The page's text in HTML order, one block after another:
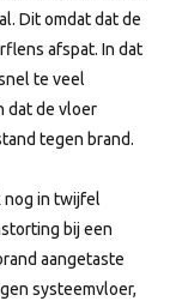
Dit omdat dat de
afspat. In dat
te veel
dat de vloer
tegen brand.
nog in twijfel
bij een
aangetaste
systeemvloer,